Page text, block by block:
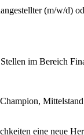
(m/w/d)
im Bereich
eine neue